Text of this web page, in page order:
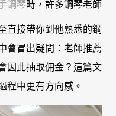
鋼琴時，許多鋼琴老師
直接帶你到他熟悉的鋼
會冒出疑問：老師推薦
因此抽取佣金？這篇文
程中更有方向感。